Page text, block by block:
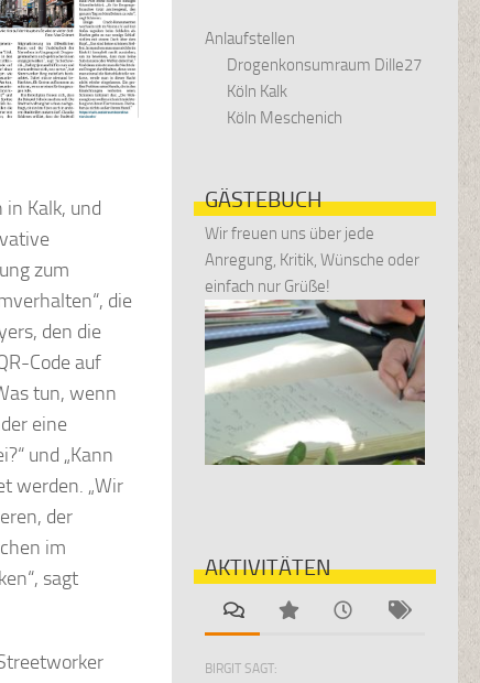
Kalk, und
zum
die
den die
Code auf
tun, wenn
eine
und „Kann
werden. „Wir
der
im
sagt
Anlaufstellen
Drogenkonsumraum Dille27
Köln Kalk
Köln Meschenich
GÄSTEBUCH
Wir freuen uns über jede
Anregung, Kritik, Wünsche oder
einfach nur Grüße!
AKTIVITÄTEN
BIRGIT SAGT: